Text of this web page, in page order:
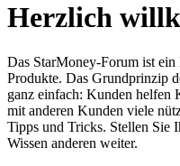
Herzlich
Das StarMoney-Forum ist
Produkte. Das Grundprinzip
ganz einfach: Kunden helfen
mit anderen Kunden viele
Tipps und Tricks. Stellen Sie
Wissen anderen weiter.